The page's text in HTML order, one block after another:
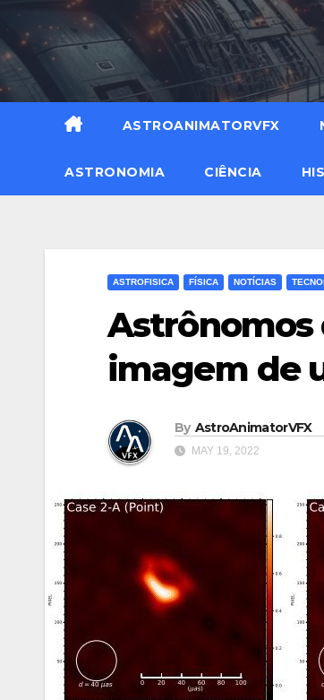
ASTROANIMATORVFX
ASTRONOMIA CIÊNCIA
ASTROFISICA FÍSICA NOTÍCIAS
Astrônomos
imagem de
By AstroAnimatorVFX
MAY 19, 2022